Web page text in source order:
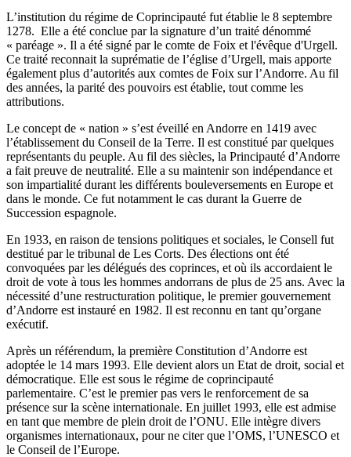
L’institution du régime de Coprincipauté fut établie le 8 septembre
1278. Elle a été conclue par la signature d’un traité dénommé
« paréage ». Il a été signé par le comte de Foix et l'évêque d'Urgell.
Ce traité reconnait la suprématie de l’église d’Urgell, mais apporte
également plus d’autorités aux comtes de Foix sur l’Andorre. Au fil
des années, la parité des pouvoirs est établie, tout comme les
attributions.
Le concept de « nation » s’est éveillé en Andorre en 1419 avec
l’établissement du Conseil de la Terre. Il est constitué par quelques
représentants du peuple. Au fil des siècles, la Principauté d’Andorre
a fait preuve de neutralité. Elle a su maintenir son indépendance et
son impartialité durant les différents bouleversements en Europe et
dans le monde. Ce fut notamment le cas durant la Guerre de
Succession espagnole.
En 1933, en raison de tensions politiques et sociales, le Consell fut
destitué par le tribunal de Les Corts. Des élections ont été
convoquées par les délégués des coprinces, et où ils accordaient le
droit de vote à tous les hommes andorrans de plus de 25 ans. Avec la
nécessité d’une restructuration politique, le premier gouvernement
d’Andorre est instauré en 1982. Il est reconnu en tant qu’organe
exécutif.
Après un référendum, la première Constitution d’Andorre est
adoptée le 14 mars 1993. Elle devient alors un Etat de droit, social et
démocratique. Elle est sous le régime de coprincipauté
parlementaire. C’est le premier pas vers le renforcement de sa
présence sur la scène internationale. En juillet 1993, elle est admise
en tant que membre de plein droit de l’ONU. Elle intègre divers
organismes internationaux, pour ne citer que l’OMS, l’UNESCO et
le Conseil de l’Europe.